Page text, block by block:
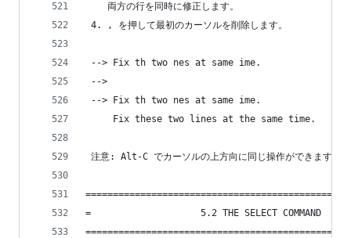
    両方の行を同時に修正します。
4. , を押して最初のカーソルを削除します。
--> Fix th two nes at same ime.
-->
--> Fix th two nes at same ime.
     Fix these two lines at the same time.
注意: Alt-C でカーソルの上方向に同じ操作ができます。
=                    5.2 THE SELECT